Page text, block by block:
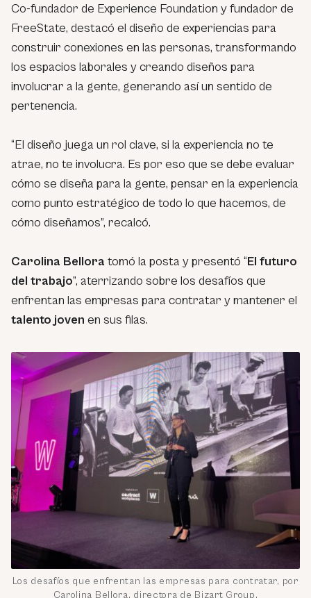
Co-fundador de Experience Foundation y fundador de
FreeState, destacó el diseño de experiencias para
construir conexiones en las personas, transformando
los espacios laborales y creando diseños para
involucrar a la gente, generando así un sentido de
pertenencia.
“El diseño juega un rol clave, si la experiencia no te
atrae, no te involucra. Es por eso que se debe evaluar
cómo se diseña para la gente, pensar en la experiencia
como punto estratégico de todo lo que hacemos, de
cómo diseñamos”, recalcó.
Carolina Bellora tomó la posta y presentó “El futuro
del trabajo”, aterrizando sobre los desafíos que
enfrentan las empresas para contratar y mantener el
talento joven en sus filas.
Los desafíos que enfrentan las empresas para contratar, por
Carolina Bellora, directora de Bizart Group.